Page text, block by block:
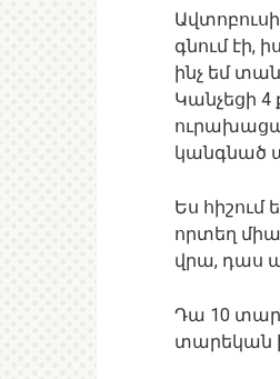
գնում էի,
ինչ եմ
Կանչեցի 4
կանգնած
Ես հիշում
որտեղ
վրա, դաս
Դա 10
տարեկան